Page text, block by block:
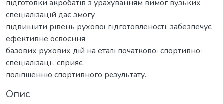
підготовки акробатів з урахуванням вимог вузьких
спеціалізацій дає змогу
підвищити рівень рухової підготовленості, забезпечує
ефективне освоєння
базових рухових дій на етапі початкової спортивної
спеціалізації, сприяє
поліпшенню спортивного результату.
Опис